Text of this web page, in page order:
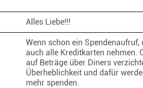
Alles Liebe!!!
Wenn schon ein Spendenaufruf,
auch alle Kreditkarten nehmen.
auf Beträge über Diners
Überheblichkeit und dafür
mehr spenden.